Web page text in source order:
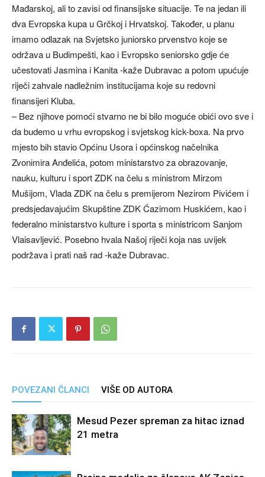
Mađarskoj, ali to zavisi od finansijske situacije. Te na jedan ili
dva Evropska kupa u Grčkoj i Hrvatskoj. Također, u planu
imamo odlazak na Svjetsko juniorsko prvenstvo koje se
održava u Budimpešti, kao i Evropsko seniorsko gdje će
učestovati Jasmina i Kanita -kaže Dubravac a potom upućuje
riječi zahvale nadležnim institucijama koje su redovni
finansijeri Kluba.
– Bez njihove pomoći stvarno ne bi bilo moguće obići ovo sve i
da budemo u vrhu evropskog i svjetskog kick-boxa. Na prvo
mjesto bih stavio Općinu Usora i općinskog načelnika
Zvonimira Anđelića, potom ministarstvo za obrazovanje,
nauku, kulturu i sport ZDK na čelu s ministrom Mirzom
Mušijom, Vlada ZDK na čelu s premijerom Nezirom Pivićem i
predsjedavajućim Skupštine ZDK Ćazimom Huskićem, kao i
federalno ministarstvo kulture i sporta s ministricom Sanjom
Vlaisavljević. Posebno hvala Našoj riječi koja nas uvijek
podržava i prati naš rad -kaže Dubravac.
POVEZANI ČLANCI VIŠE OD AUTORA
Mesud Pezer spreman za hitac iznad
21 metra